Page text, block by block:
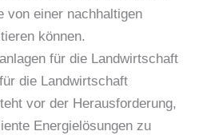
von einer nachhaltigen
können.
für die Landwirtschaft
die Landwirtschaft
vor der Herausforderung,
Energielösungen zu